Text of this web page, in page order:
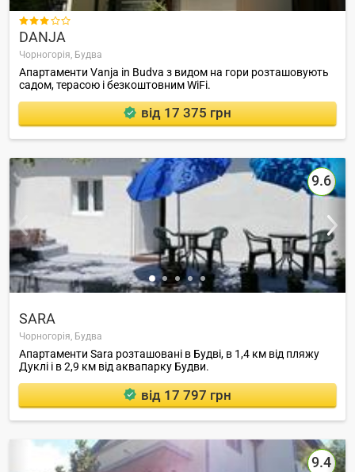

DANJA
Чорногорія, Будва
Апартаменти Vanja in Budva з видом на гори розташовують
садом, терасою і безкоштовним WiFi.
від 17 375 грн
9.6
SARA
Чорногорія, Будва
Апартаменти Sara розташовані в Будві, в 1,4 км від пляжу
Дуклі і в 2,9 км від аквапарку Будви.
від 17 797 грн
9.4